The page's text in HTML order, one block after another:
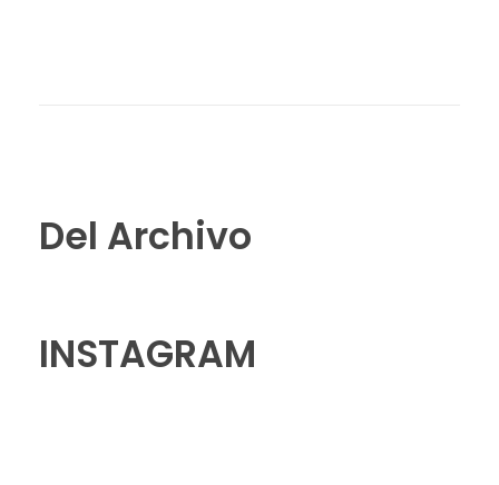
Del Archivo
INSTAGRAM